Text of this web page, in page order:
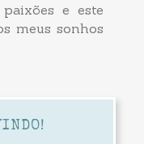
e este
meus sonhos